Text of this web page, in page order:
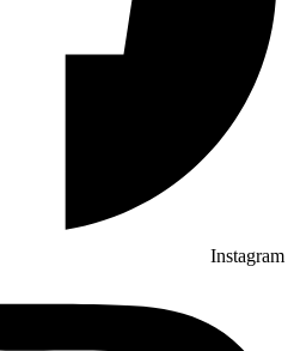
Instagram